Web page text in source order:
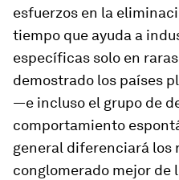
esfuerzos en la
tiempo que ayuda a
específicas solo en
demostrado los países
—e incluso el grupo de
comportamiento
general diferenciará los
conglomerado mejor de